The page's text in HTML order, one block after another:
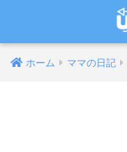
ホーム ママの日記